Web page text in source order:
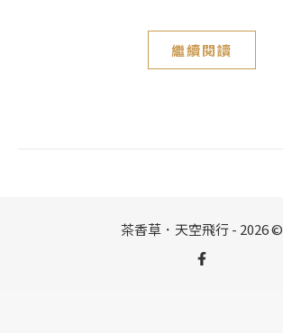
繼續閱讀
茶香草．天空飛行 - 2026 ©